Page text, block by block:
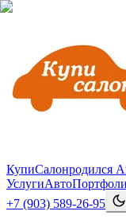
КупиСалонродился
УслугиАвто
+7 (903) 589-26-95